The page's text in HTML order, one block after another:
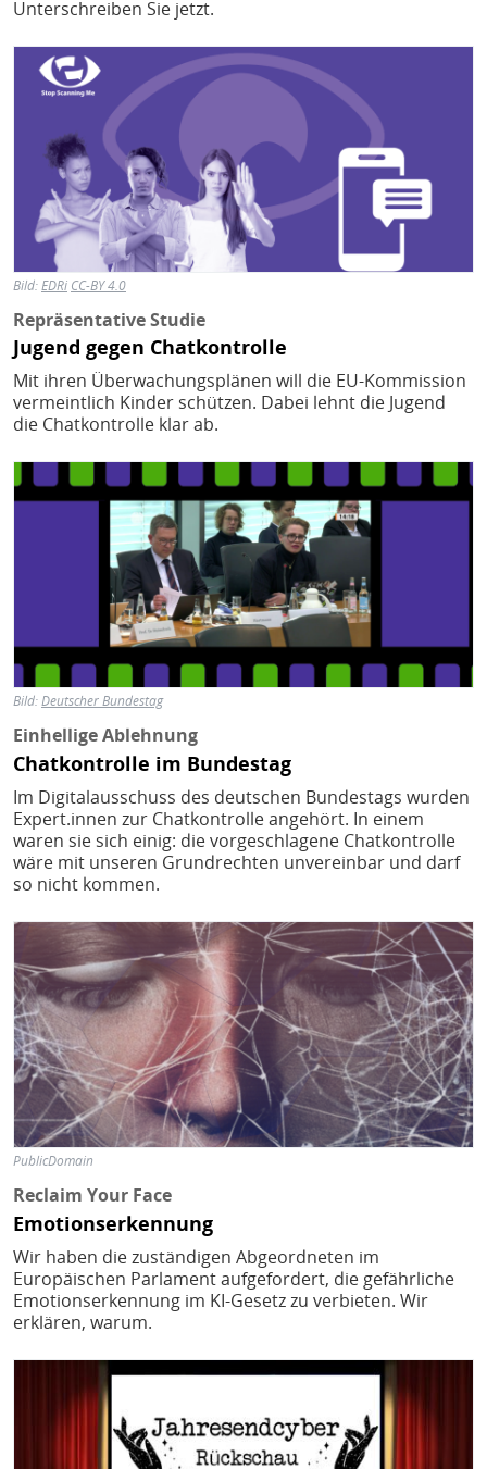
Unterschreiben Sie jetzt.
Bild
Bild:EDRi CC-BY 4.0
Repräsentative Studie
Jugend gegen Chatkontrolle
Mit ihren Überwachungsplänen will die EU-Kommission
vermeintlich Kinder schützen. Dabei lehnt die Jugend
die Chatkontrolle klar ab.
Bild
Bild:Deutscher Bundestag
Einhellige Ablehnung
Chatkontrolle im Bundestag
Im Digitalausschuss des deutschen Bundestags wurden
Expert.innen zur Chatkontrolle angehört. In einem
waren sie sich einig: die vorgeschlagene Chatkontrolle
wäre mit unseren Grundrechten unvereinbar und darf
so nicht kommen.
Bild
PublicDomain
Reclaim Your Face
Emotionserkennung
Wir haben die zuständigen Abgeordneten im
Europäischen Parlament aufgefordert, die gefährliche
Emotionserkennung im KI-Gesetz zu verbieten. Wir
erklären, warum.
Bild